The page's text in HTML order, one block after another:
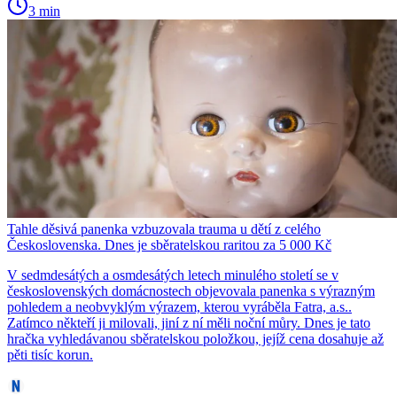
3 min
Tahle děsivá panenka vzbuzovala trauma u dětí z celého
Československa. Dnes je sběratelskou raritou za 5 000 Kč
V sedmdesátých a osmdesátých letech minulého století se v
československých domácnostech objevovala panenka s výrazným
pohledem a neobvyklým výrazem, kterou vyráběla Fatra, a.s..
Zatímco někteří ji milovali, jiní z ní měli noční můry. Dnes je tato
hračka vyhledávanou sběratelskou položkou, jejíž cena dosahuje až
pěti tisíc korun.